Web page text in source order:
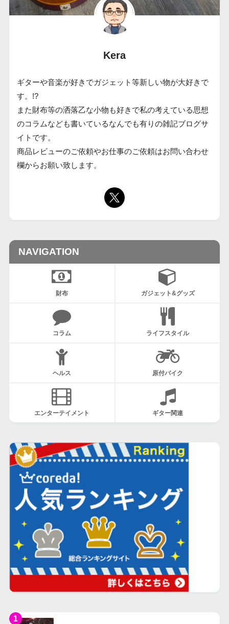
Kera
ギターや音楽が好きでガジェット等新しい物が大好きで
す。!?
また財布等の洒落乙な小物も好きで私の考えている思想
のコラムなども書いているなんでも有りの雑記ブログサ
イトです。
商品レビューのご依頼やお仕事のご依頼はお問い合わせ
欄からお願い致します。
NAVIGATION
財布 ガジェット&グッズ
コラム ライフスタイル
ヘルス 原付バイク
エンターテイメント ギター関連
1